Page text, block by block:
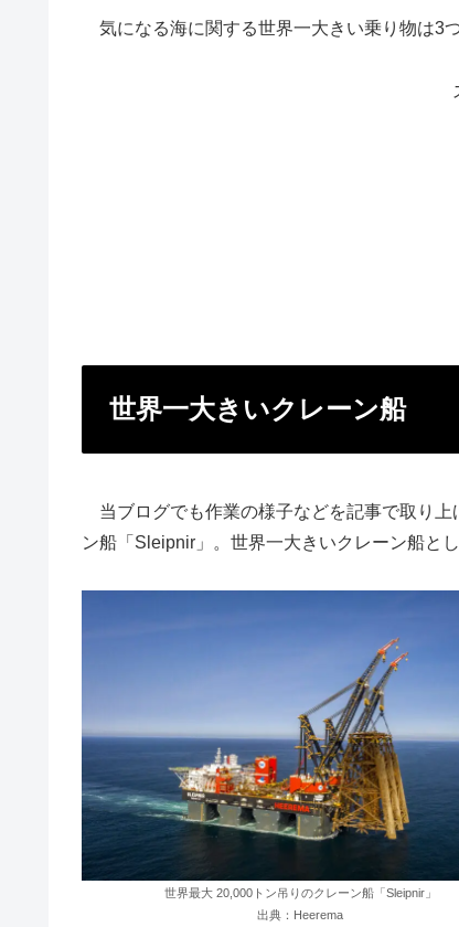
気になる海に関する世界一大きい乗り物は3
世界一大きいクレーン船
当ブログでも作業の様子などを記事で取り上
ン船「Sleipnir」。世界一大きいクレーン船と
世界最大 20,000トン吊りのクレーン船「Sleipnir」
出典：Heerema